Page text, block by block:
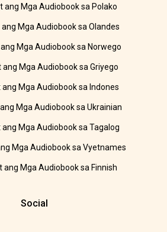
ang Mga Audiobook sa Polako
Mga Audiobook sa Olandes
Mga Audiobook sa Norwego
Mga Audiobook sa Griyego
Mga Audiobook sa Indones
Mga Audiobook sa Ukrainian
Mga Audiobook sa Tagalog
Mga Audiobook sa Vyetnames
ang Mga Audiobook sa Finnish
Social